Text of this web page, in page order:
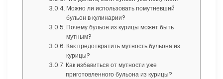
Можно ли использовать помутневший
бульон в кулинарии?
Почему бульон из курицы может быть
мутным?
Как предотвратить мутность бульона из
курицы?
Как избавиться от мутности уже
приготовленного бульона из курицы?